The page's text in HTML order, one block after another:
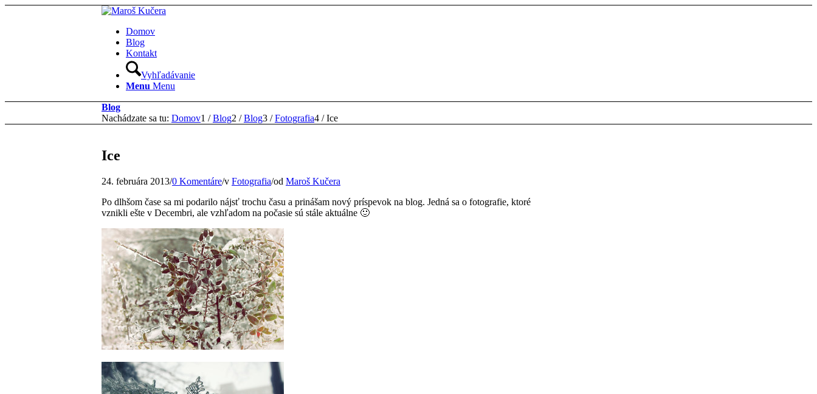
Domov
Blog
Kontakt
Vyhľadávanie
Menu Menu
Blog
Nachádzate sa tu: Domov1 / Blog2 / Blog3 / Fotografia4 / Ice
Ice
24. februára 2013/0 Komentáre/v Fotografia/od Maroš Kučera
Po dlhšom čase sa mi podarilo nájsť trochu času a prinášam nový príspevok na blog. Jedná sa o fotografie, ktoré
vznikli ešte v Decembri, ale vzhľadom na počasie sú stále aktuálne 🙂